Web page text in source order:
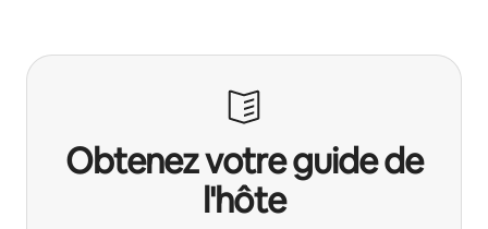
Obtenez votre guide de
l'hôte